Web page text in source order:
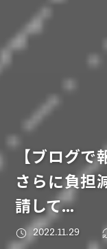
【ブログ
さらに負担
請して…
2022.11.29